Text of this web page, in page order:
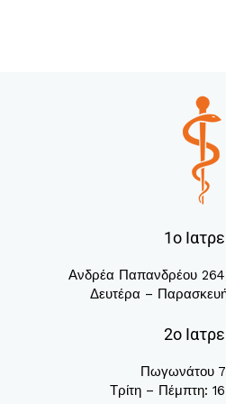
1ο
Ανδρέα Παπανδρέου 264,
Δευτέρα –
2ο
Πωγωνάτου 7,
Τρίτη – Πέμπτη: